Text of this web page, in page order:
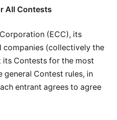
All Contests
(ECC), its
companies (collectively the
its Contests for the most
general Contest rules, in
entrant agrees to agree